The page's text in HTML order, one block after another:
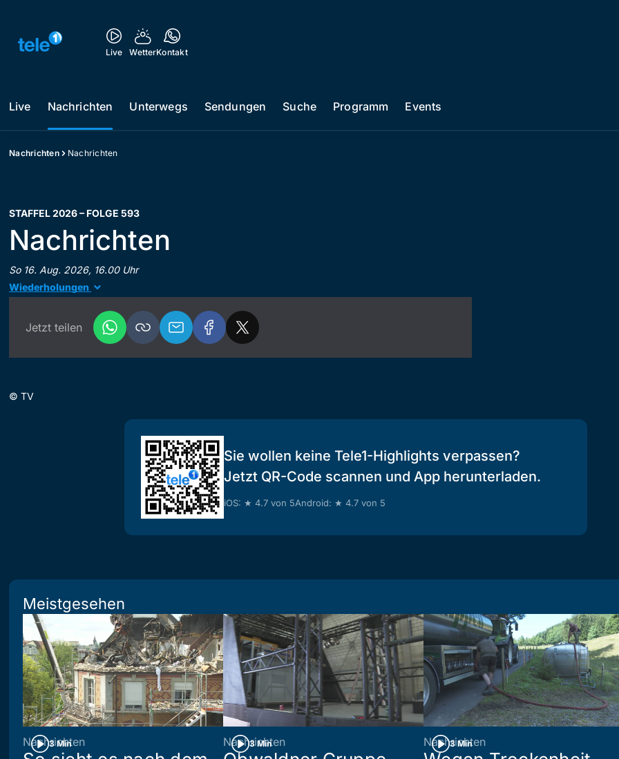
Live WetterKontakt
Live Nachrichten Unterwegs Sendungen Suche Programm Events
Nachrichten Nachrichten
STAFFEL 2026 – FOLGE 593
Nachrichten
So 16. Aug. 2026, 16.00 Uhr
Wiederholungen
Jetzt teilen
© TV
Sie wollen keine Tele1-Highlights verpassen?
Jetzt QR-Code scannen und App herunterladen.
iOS: ★ 4.7 von 5Android: ★ 4.7 von 5
Meistgesehen
3 Min
Nachrichten 3 Min
Nachrichten 3 Min
Nachrichten